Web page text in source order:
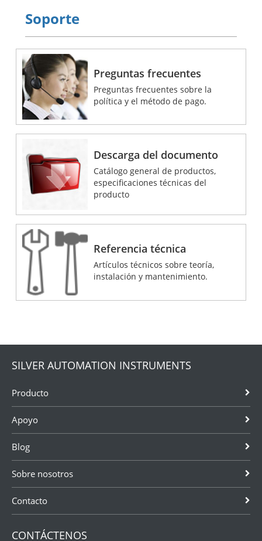
Soporte
Preguntas frecuentes
Preguntas frecuentes sobre la
política y el método de pago.
Descarga del documento
Catálogo general de productos,
especificaciones técnicas del
producto
Referencia técnica
Artículos técnicos sobre teoría,
instalación y mantenimiento.
SILVER AUTOMATION INSTRUMENTS
Producto
Apoyo
Blog
Sobre nosotros
Contacto
CONTÁCTENOS